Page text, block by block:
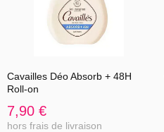
Cavailles Déo Absorb + 48H
Roll-on
7,90 €
hors frais de livraison